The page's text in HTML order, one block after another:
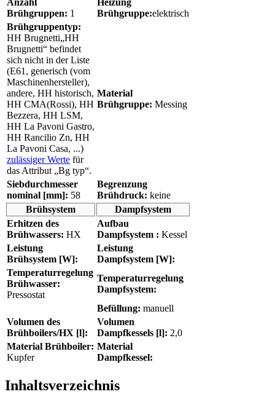
Anzahl
Brühgruppen: 1
Heizung
Brühgruppe:elektrisch
Brühgruppentyp:
HH Brugnetti„HH
Brugnetti“ befindet
sich nicht in der Liste
(E61, generisch (vom
Maschinenhersteller),
andere, HH historisch,
HH CMA(Rossi), HH
Bezzera, HH LSM,
HH La Pavoni Gastro,
HH Rancilio Zn, HH
La Pavoni Casa, ...)
zulässiger Werte für
das Attribut „Bg typ“.
Material
Brühgruppe: Messing
Siebdurchmesser
nominal [mm]: 58
Begrenzung
Brühdruck: keine
Brühsystem
Dampfsystem
Erhitzen des
Brühwassers: HX
Aufbau
Dampfsystem : Kessel
Leistung
Brühsystem [W]:
Leistung
Dampfsystem [W]:
Temperaturregelung
Brühwasser:
Pressostat
Temperaturregelung
Dampfsystem:
Befüllung: manuell
Volumen des
Brühboilers/HX [l]:
Volumen
Dampfkessels [l]: 2,0
Material Brühboiler:
Kupfer
Material
Dampfkessel:
Inhaltsverzeichnis